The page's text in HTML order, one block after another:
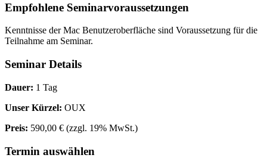
Empfohlene Seminarvoraussetzungen
Kenntnisse der Mac Benutzeroberfläche sind Voraussetzung für die
Teilnahme am Seminar.
Seminar Details
Dauer: 1 Tag
Unser Kürzel: OUX
Preis: 590,00 € (zzgl. 19% MwSt.)
Termin auswählen